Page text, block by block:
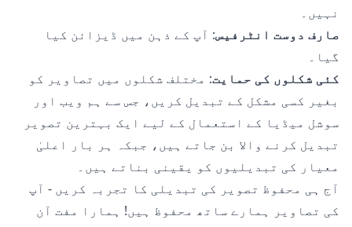
نہیں۔
صارف دوست انٹرفیس: آپ کے ذہن میں ڈیزائن کیا
گیا۔
کئی شکلوں کی حمایت: مختلف شکلوں میں تصاویر کو
بغیر کسی مشکل کے تبدیل کریں، جس سے ہم ویب اور
سوشل میڈیا کے استعمال کے لیے ایک بہترین تصویر
تبدیل کرنے والا بن جاتے ہیں، جبکہ ہر بار اعلیٰ
معیار کی تبدیلیوں کو یقینی بناتے ہیں۔
آج ہی محفوظ تصویر کی تبدیلی کا تجربہ کریں - آپ
کی تصاویر ہمارے ساتھ محفوظ ہیں! ہمارا مفت آن